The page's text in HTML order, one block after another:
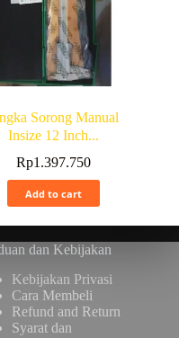
Sorong Manual
Insize 12 Inch...
Rp1.397.750
Add to cart
dan Kebijakan
Kebijakan Privasi
Cara Membeli
Refund and Return
Syarat dan